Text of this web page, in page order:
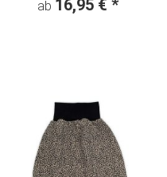
ab 16,95 € *